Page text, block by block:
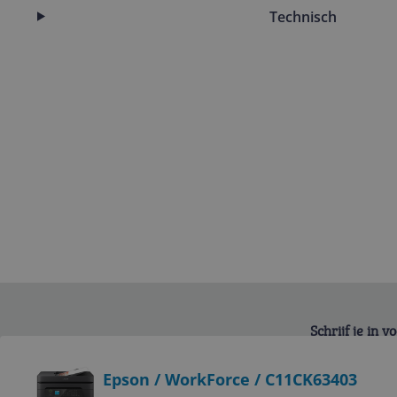
Technisch
Epson / WorkForce / C11CK63403
Schrijf je in